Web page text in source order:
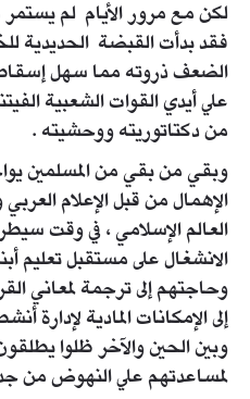
لكن مع مرور الأيام لم
فقد بدأت القبضة الحديدية
الضعف ذروته مما سهل
علي أيدي القوات الشعبية
من دكتاتوريته ووحشيته .
وبقي من بقي من المسلمين
الإهمال من قبل الإعلام
العالم الإسلامي ، في وقت
الانشغال على مستقبل تعليم
وحاجتهم إلى ترجمة لمعاني
إلى الإمكانات المادية لإدارة
وبين الحين والآخر ظلوا
لمساعدتهم علي النهوض من